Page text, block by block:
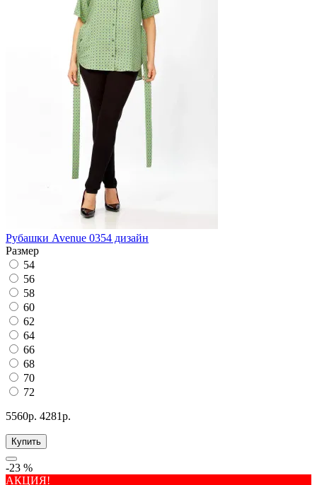
Рубашки Avenue 0354 дизайн
Размер
54
56
58
60
62
64
66
68
70
72
5560р. 4281р.
Купить
-23 %
АКЦИЯ!